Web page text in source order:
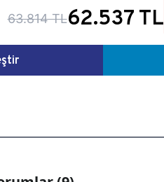
63.814 TL62.537 TL